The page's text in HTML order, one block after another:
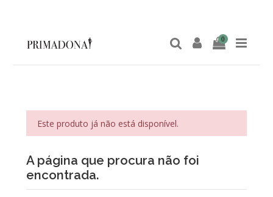
0
Este produto já não está disponível.
A página que procura não foi
encontrada.